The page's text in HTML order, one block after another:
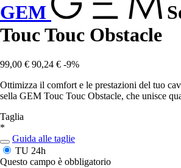
GEM
Touc Touc Obstacle
99,00 € 90,24 € -9%
Ottimizza il comfort e le prestazioni del tuo
sella GEM Touc Touc Obstacle, che unisce
Taglia
*
Guida alle taglie
TU 24h
Questo campo è obbligatorio